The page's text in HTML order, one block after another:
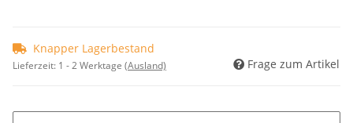
Knapper Lagerbestand
Lieferzeit: 1 - 2 Werktage (Ausland) Frage zum Artikel